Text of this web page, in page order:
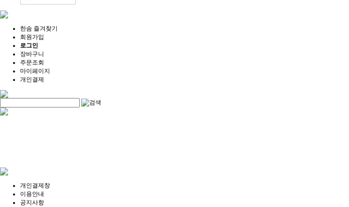
한솜 즐겨찾기
회원가입
로그인
장바구니
주문조회
마이페이지
개인결제
개인결제창
이용안내
공지사항